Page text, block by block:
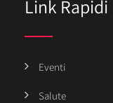
Link Rapidi
Eventi
Salute